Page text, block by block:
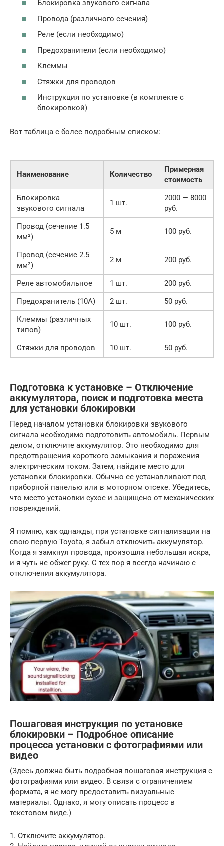
Блокировка звукового сигнала
Провода (различного сечения)
Реле (если необходимо)
Предохранители (если необходимо)
Клеммы
Стяжки для проводов
Инструкция по установке (в комплекте с
блокировкой)
Вот таблица с более подробным списком:
Наименование Количество
Примерная
стоимость
Блокировка
звукового сигнала
1 шт.
2000 — 8000
руб.
Провод (сечение 1.5
мм²)
5 м 100 руб.
Провод (сечение 2.5
мм²)
2 м 200 руб.
Реле автомобильное 1 шт.
200 руб.
Предохранитель (10А)
2 шт.
50 руб.
Клеммы (различных
типов)
10 шт. 100 руб.
Стяжки для проводов 10 шт. 50 руб.
Подготовка к установке – Отключение
аккумулятора, поиск и подготовка места
для установки блокировки
Перед началом установки блокировки звукового
сигнала необходимо подготовить автомобиль. Первым
делом, отключите аккумулятор. Это необходимо для
предотвращения короткого замыкания и поражения
электрическим током. Затем, найдите место для
установки блокировки. Обычно ее устанавливают под
приборной панелью или в моторном отсеке. Убедитесь,
что место установки сухое и защищено от механических
повреждений.
Я помню, как однажды, при установке сигнализации на
свою первую Toyota, я забыл отключить аккумулятор.
Когда я замкнул провода, произошла небольшая искра,
и я чуть не обжег руку. С тех пор я всегда начинаю с
отключения аккумулятора.
Пошаговая инструкция по установке
блокировки – Подробное описание
процесса установки с фотографиями или
видео
(Здесь должна быть подробная пошаговая инструкция с
фотографиями или видео. В связи с ограничением
формата, я не могу предоставить визуальные
материалы. Однако, я могу описать процесс в
текстовом виде.)
1. Отключите аккумулятор.